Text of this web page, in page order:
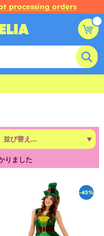
processing orders
りました
-45%